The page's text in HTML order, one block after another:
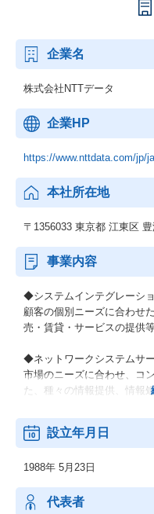
企業名
株式会社NTTデータ
企業HP
https://www.nttdata.com/jp/
本社所在地
〒1356033 東京都 江東区
事業内容
◆システムインテグレーシ
顧客の個別ニーズに合わせ
売・賃貸・サービスの提供
◆ネットワークシステムサ
市場のニーズに合わせ、コ
た、種々の情報提供、情報
◆その他の事業：
顧客の経営上の問題点に係
設立年月日
1988年 5月23日
代表者